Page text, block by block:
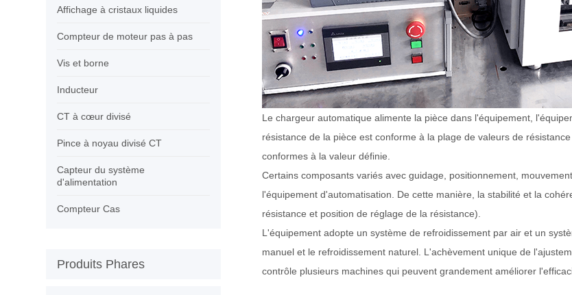
Le chargeur automatique alimente la pièce dans l'équipement,
résistance de la pièce est conforme à la plage de valeurs de
conformes à la valeur définie.
Certains composants variés avec guidage, positionnement,
l'équipement d'automatisation. De cette manière, la stabilité et la
résistance et position de réglage de la résistance).
L'équipement adopte un système de refroidissement par air et un
manuel et le refroidissement naturel. L'achèvement unique de
contrôle plusieurs machines qui peuvent grandement améliorer
Affichage à cristaux liquides
Compteur de moteur pas à pas
Vis et borne
Inducteur
CT à cœur divisé
Pince à noyau divisé CT
Capteur du système
d'alimentation
Compteur Cas
Produits Phares